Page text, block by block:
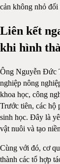
cản không nhỏ
Liên kết
khi hình
Ông Nguyễn Đức
nghiệp nông
khoa học, công
Trước tiên, các hộ
sinh học. Đây là
vật nuôi và tạo
Cùng với đó, cơ
thành các tổ hợp